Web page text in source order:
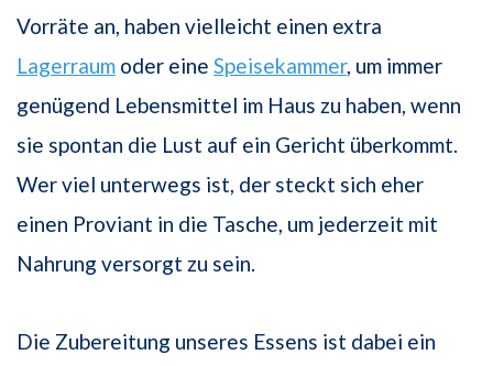
Vorräte an, haben vielleicht einen extra
Lagerraum oder eine Speisekammer, um immer
genügend Lebensmittel im Haus zu haben, wenn
sie spontan die Lust auf ein Gericht überkommt.
Wer viel unterwegs ist, der steckt sich eher
einen Proviant in die Tasche, um jederzeit mit
Nahrung versorgt zu sein.
Die Zubereitung unseres Essens ist dabei ein